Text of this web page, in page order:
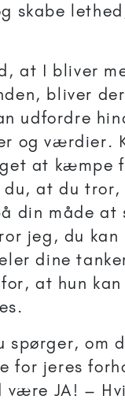
skabe
at I bliver
bliver
udfordre
og værdier.
at kæmpe
du, at du
din måde at
jeg, du kan
dine
at hun
spørger, om
for jeres
være JA! –